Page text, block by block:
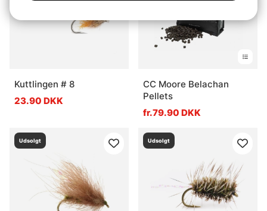
Kuttlingen # 8
23.90 DKK
CC Moore Belachan
Pellets
fr.79.90 DKK
Udsolgt Udsolgt